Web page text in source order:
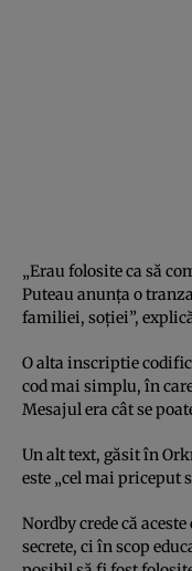
„Erau folosite ca să
Puteau anunţa o
familiei, soţiei”,
O alta inscriptie
cod mai simplu, în
Mesajul era cât se
Un alt text, găsit în
este „cel mai priceput
Nordby crede că
secrete, ci în scop